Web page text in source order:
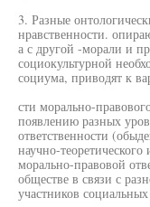
3. Разные
нравственности.
а с другой -морали и
социокультурной
социума, приводят к
сти морально-
появлению разных
ответственности
научно-
морально-правовой
обществе в связи с
участников